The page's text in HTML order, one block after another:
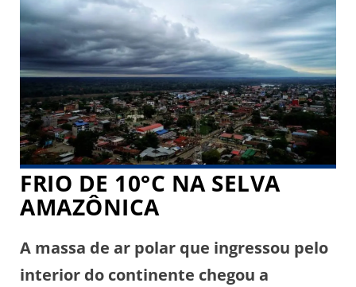
áreas. Na região de São José dos Quatro
(MT) ao menos 500 cabeças de gado
morreram em razão […]
FRIO DE 10°C NA SELVA
AMAZÔNICA
A massa de ar polar que ingressou pelo
interior do continente chegou a